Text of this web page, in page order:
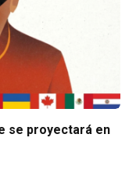
se proyectará en